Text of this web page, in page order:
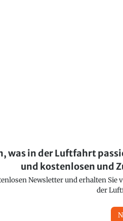
was in der Luftfahrt
und kostenlosen und
Newsletter und erhalten
der